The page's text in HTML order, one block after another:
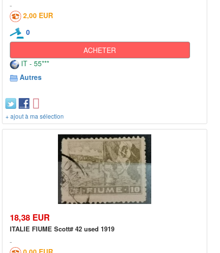
2,00 EUR
0
ACHETER
IT - 55***
Autres
+ ajout à ma sélection
18,38 EUR
ITALIE FIUME Scott# 42 used 1919